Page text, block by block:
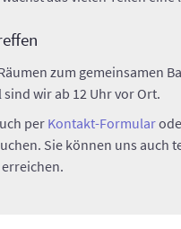
zum gemeinsamen
sind wir ab 12 Uhr vor Ort.
perKontakt-Formular
Sie können uns auch
erreichen.